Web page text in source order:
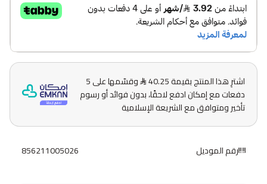
اشترِ هذا المنتج بقيمة 40.25
وقسّمها على 5
دفعات مع إمكان ادفع لاحقًا، بدون فوائد أو رسوم
تأخير ومتوافق مع الشريعة الإسلامية
رقم الموديل 856211005026